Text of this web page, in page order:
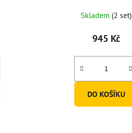
produktu
5,0
z
Skladem (2 set)
945 Kč
DO KOŠÍKU